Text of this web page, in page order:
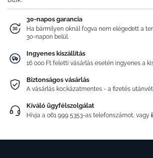
30-napos garancia
Ha bármilyen oknál fogva nem elégedett a
30-napon belül.
Ingyenes kiszállítás
16 000 Ft feletti vásárlás esetén ingyenes a
Biztonságos vásárlás
A vásárlás kockázatmentes - a fizetés
Kíváló ügyfélszolgálat
Hívja a061 999 5353-as telefonszámot, vagy